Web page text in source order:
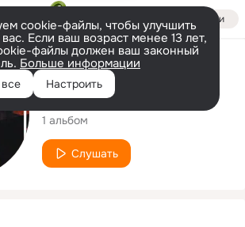
Войти
cookie-файлы, чтобы улучшить
Если ваш возраст менее 13 лет,
файлы должен ваш законный
Больше информации
Настроить
Исполнитель
Fada Multiple
1 альбом
Слушать